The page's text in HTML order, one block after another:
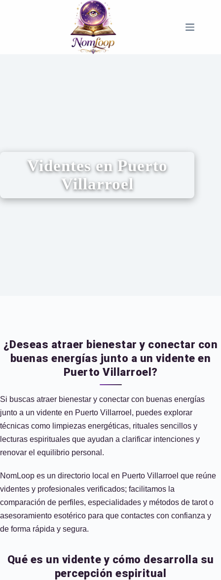
Videntes en Puerto
Villarroel
¿Deseas atraer bienestar y conectar con
buenas energías junto a un vidente en
Puerto Villarroel?
Si buscas atraer bienestar y conectar con buenas energías
junto a un vidente en Puerto Villarroel, puedes explorar
técnicas como limpiezas energéticas, rituales sencillos y
lecturas espirituales que ayudan a clarificar intenciones y
renovar el equilibrio personal.
NomLoop es un directorio local en Puerto Villarroel que reúne
videntes y profesionales verificados; facilitamos la
comparación de perfiles, especialidades y métodos de tarot o
asesoramiento esotérico para que contactes con confianza y
de forma rápida y segura.
Qué es un vidente y cómo desarrolla su
percepción espiritual